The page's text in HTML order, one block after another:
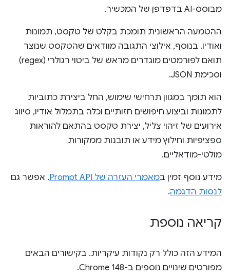
מבוסס-AI בדפדפן של המכשיר.
ההטמעה הראשונית תומכת בקלט של טקסט, תמונות
ואודיו. בנוסף, אילוצי התגובה מוודאים שהטקסט שנוצר
תואם לפורמטים מוגדרים מראש של ביטוי רגולרי (regex)
וסכימת JSON.
הוא תומך במגוון תרחישי שימוש, החל ביצירת כתוביות
לתמונות וביצוע חיפושים חזותיים וכלה בתמלול אודיו, סיווג
אירועים של זיהוי צליל, יצירת טקסט בהתאם להוראות
ספציפיות וחילוץ מידע או תובנות ממקורות
מולטי-מודאליים.
מידע נוסף זמין במאמרי העזרה של Prompt API
. אפשר גם
לנסות הדגמה.
קריאה נוספת
המידע הזה כולל רק נקודות עיקריות. בקישורים הבאים
מפורטים שינויים נוספים ב-Chrome 148.